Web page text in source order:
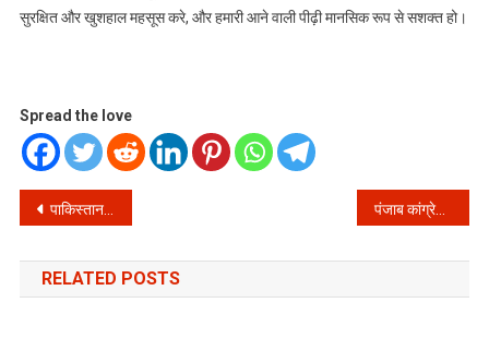
सुरक्षित और खुशहाल महसूस करे, और हमारी आने वाली पीढ़ी मानसिक रूप से सशक्त हो।
Spread the love
Post
navigation
पाकिस्तान क्रिकेट में भूचाल! बाबर आज़म को मिली टेस्ट में ‘विराट’ जिम्मेदारी, बदल गया नेतृत्व! पंजाब कांग्रेस में भूचाल: एकजुटता की अपील बेअसर क्यों? प्रियंका गांधी ने संभाली डैमेज कंट्रोल की कमान!
RELATED POSTS